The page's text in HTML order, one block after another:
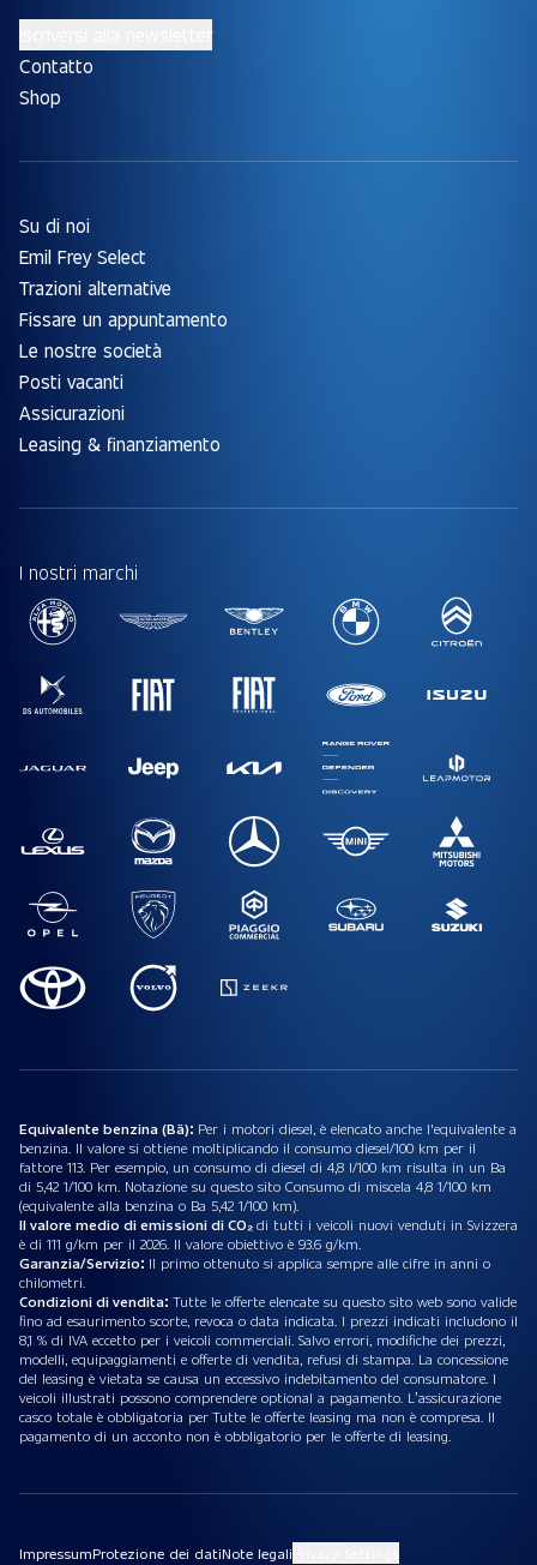
Contatto
Shop
Su di noi
Emil Frey Select
Trazioni alternative
Fissare un appuntamento
Le nostre società
Posti vacanti
Assicurazioni
Leasing & finanziamento
I nostri marchi
Equivalente benzina (Bä): Per i motori diesel, è elencato anche l'equivalente a
benzina. Il valore si ottiene moltiplicando il consumo diesel/100 km per il
fattore 113. Per esempio, un consumo di diesel di 4,8 l/100 km risulta in un Ba
di 5,42 1/100 km. Notazione su questo sito Consumo di miscela 4,8 1/100 km
(equivalente alla benzina o Ba 5,42 1/100 km).
Il valore medio di emissioni di CO₂di tutti i veicoli nuovi venduti in Svizzera
è di 111 g/km per il 2026. Il valore obiettivo è 93.6 g/km.
Garanzia/Servizio: Il primo ottenuto si applica sempre alle cifre in anni o
chilometri.
Condizioni di vendita: Tutte le offerte elencate su questo sito web sono valide
fino ad esaurimento scorte, revoca o data indicata. I prezzi indicati includono il
8,1 % di IVA eccetto per i veicoli commerciali. Salvo errori, modifiche dei prezzi,
modelli, equipaggiamenti e offerte di vendita, refusi di stampa. La concessione
del leasing è vietata se causa un eccessivo indebitamento del consumatore. I
veicoli illustrati possono comprendere optional a pagamento. L’assicurazione
casco totale è obbligatoria per Tutte le offerte leasing ma non è compresa. Il
pagamento di un acconto non è obbligatorio per le offerte di leasing.
ImpressumProtezione dei datiNote legali